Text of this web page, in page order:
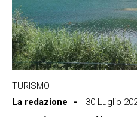
TURISMO
La redazione
30 Luglio